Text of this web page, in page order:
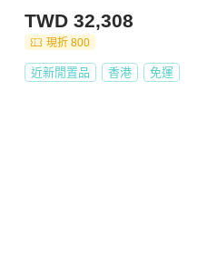
TWD 32,308
現折 800
近新閒置品 香港 免運